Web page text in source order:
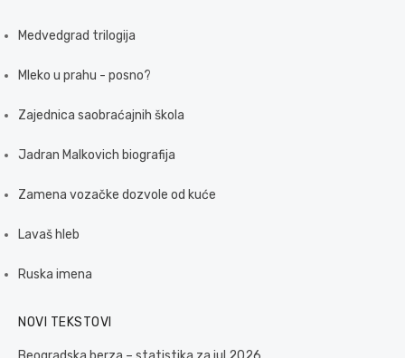
Medvedgrad trilogija
Mleko u prahu - posno?
Zajednica saobraćajnih škola
Jadran Malkovich biografija
Zamena vozačke dozvole od kuće
Lavaš hleb
Ruska imena
NOVI TEKSTOVI